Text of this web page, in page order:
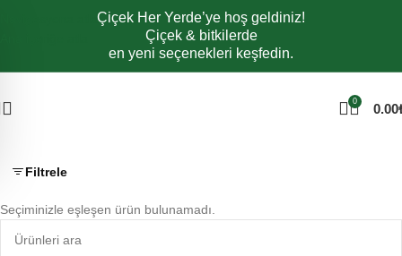
Navigasyona atlaÇiçek Her Yerde’ye hoş geldiniz!
Çiçek & bitkilerde
en yeni seçenekleri keşfedin.
0 0.00
Filtrele
Seçiminizle eşleşen ürün bulunamadı.